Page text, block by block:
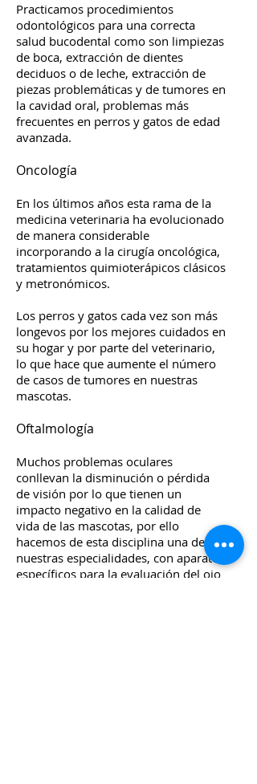
Practicamos procedimientos
odontológicos para una correcta
salud bucodental como son limpiezas
de boca, extracción de dientes
deciduos o de leche, extracción de
piezas problemáticas y de tumores en
la cavidad oral, problemas más
frecuentes en perros y gatos de edad
avanzada.
Oncología
En los últimos años esta rama de la
medicina veterinaria ha evolucionado
de manera considerable
incorporando a la cirugía oncológica,
tratamientos quimioterápicos clásicos
y metronómicos.
Los perros y gatos cada vez son más
longevos por los mejores cuidados en
su hogar y por parte del veterinario,
lo que hace que aumente el número
de casos de tumores en nuestras
mascotas.
Oftalmología
Muchos problemas oculares
conllevan la disminución o pérdida
de visión por lo que tienen un
impacto negativo en la calidad de
vida de las mascotas, por ello
hacemos de esta disciplina una de
nuestras especialidades, con aparatos
específicos para la evaluación del ojo